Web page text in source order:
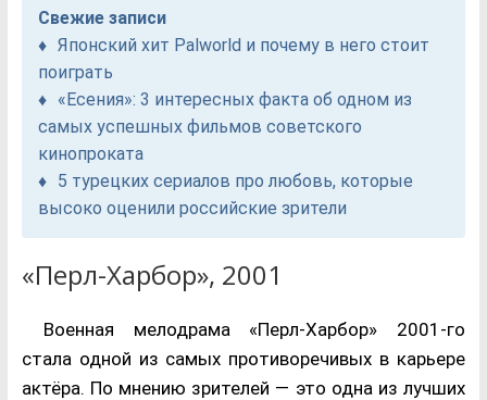
Свежие записи
Японский хит Palworld и почему в него стоит
поиграть
«Есения»: 3 интересных факта об одном из
самых успешных фильмов советского
кинопроката
5 турецких сериалов про любовь, которые
высоко оценили российские зрители
«Перл-Харбор», 2001
Военная мелодрама «Перл-Харбор» 2001-го
стала одной из самых противоречивых в карьере
актёра. По мнению зрителей — это одна из лучших